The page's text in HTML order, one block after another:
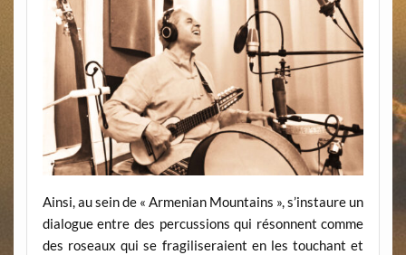
Ainsi, au sein de « Armenian Mountains », s’instaure un
dialogue entre des percussions qui résonnent comme
des roseaux qui se fragiliseraient en les touchant et